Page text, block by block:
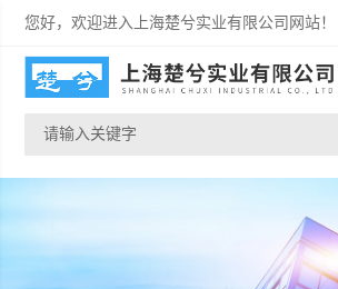
您好，欢迎进入上海楚兮实业有限公司网站！